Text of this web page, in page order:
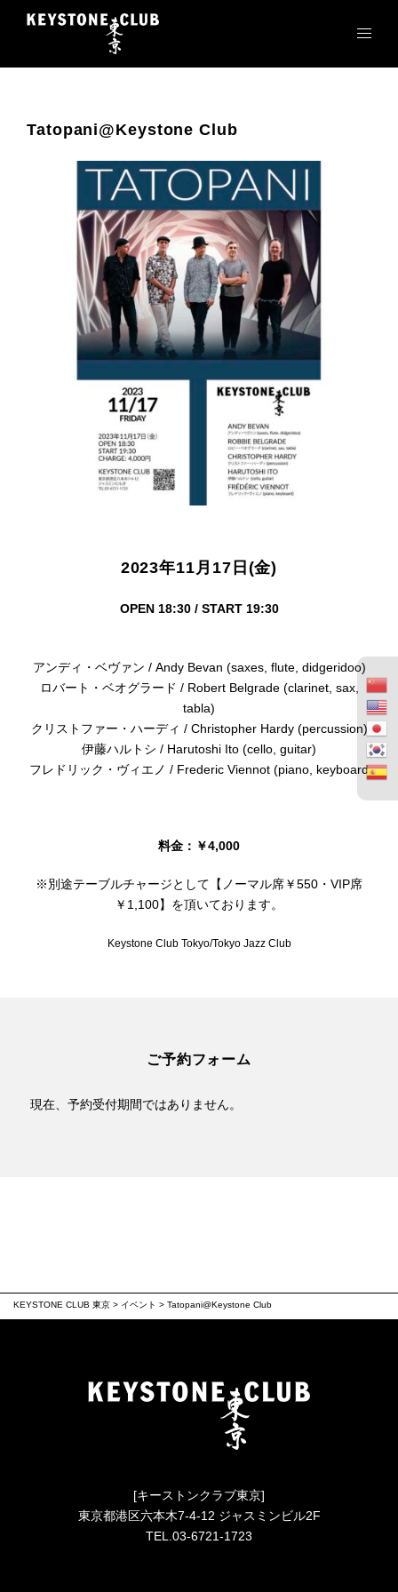
ン
Tatopani@Keystone Club
2023年11月17日(金)
OPEN 18:30 / START 19:30
アンディ・ベヴァン / Andy Bevan (saxes, flute, didgeridoo)
ロバート・ベオグラード / Robert Belgrade (clarinet, sax,
tabla)
クリストファー・ハーディ / Christopher Hardy (percussion)
伊藤ハルトシ / Harutoshi Ito (cello, guitar)
フレドリック・ヴィエノ / Frederic Viennot (piano, keyboard
料金：￥4,000
※別途テーブルチャージとして【ノーマル席￥550・VIP席
￥1,100】を頂いております。
Keystone Club Tokyo/Tokyo Jazz Club
ご予約フォーム
現在、予約受付期間ではありません。
KEYSTONE CLUB 東京 > イベント > Tatopani@Keystone Club
[キーストンクラブ東京]
東京都港区六本木7-4-12 ジャスミンビル2F
TEL.03-6721-1723